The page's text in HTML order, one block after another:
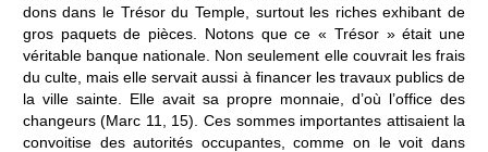
dons dans le Trésor du Temple, surtout les riches exhibant de
gros paquets de pièces. Notons que ce « Trésor » était une
véritable banque nationale. Non seulement elle couvrait les frais
du culte, mais elle servait aussi à financer les travaux publics de
la ville sainte. Elle avait sa propre monnaie, d’où l’office des
changeurs (Marc 11, 15). Ces sommes importantes attisaient la
convoitise des autorités occupantes, comme on le voit dans